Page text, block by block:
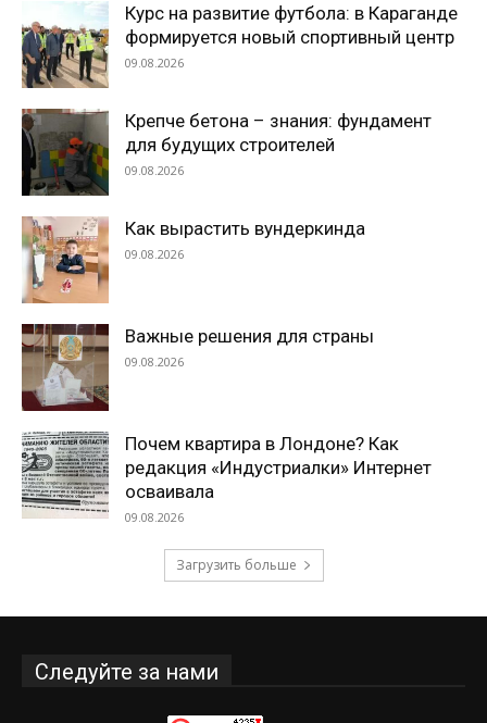
Курс на развитие футбола: в Караганде
формируется новый спортивный центр
09.08.2026
Крепче бетона – знания: фундамент
для будущих строителей
09.08.2026
Как вырастить вундеркинда
09.08.2026
Важные решения для страны
09.08.2026
Почем квартира в Лондоне? Как
редакция «Индустриалки» Интернет
осваивала
09.08.2026
Загрузить больше
Следуйте за нами